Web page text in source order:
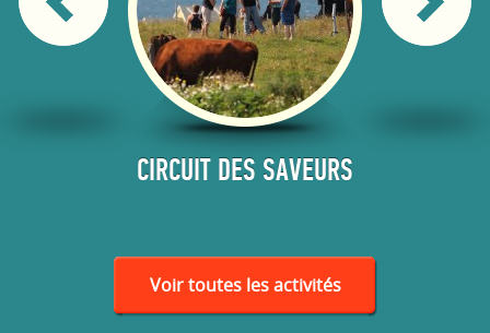
CIRCUIT DES SAVEURS
Voir toutes les activités